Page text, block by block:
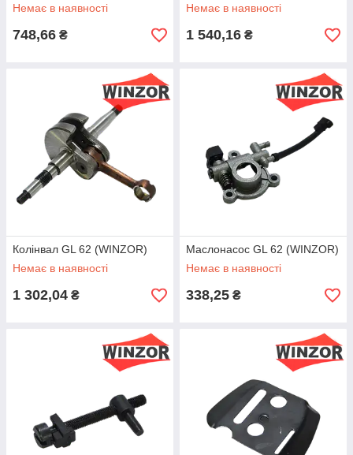
Немає в наявності
748,66 ₴
Немає в наявності
1 540,16 ₴
Колінвал GL 62 (WINZOR)
Немає в наявності
1 302,04 ₴
Маслонасос GL 62 (WINZOR)
Немає в наявності
338,25 ₴